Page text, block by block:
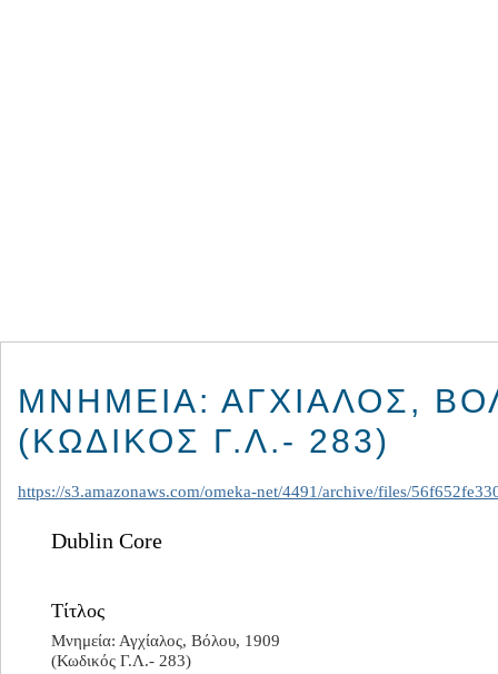
ΜΝΗΜΕΊΑ: ΑΓΧΊΑΛΟΣ,
(ΚΩΔΙΚΌΣ Γ.Λ.- 283)
https://s3.amazonaws.com/omeka-net/4491/archive/files/
Dublin Core
Τίτλος
Μνημεία: Αγχίαλος, Βόλου, 1909
(Κωδικός Γ.Λ.- 283)